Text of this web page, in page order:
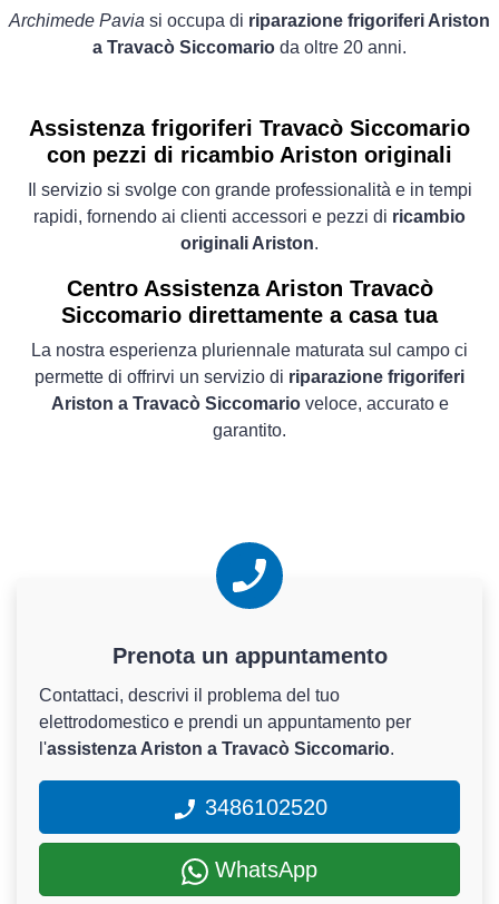
Archimede Pavia si occupa di riparazione frigoriferi Ariston
a Travacò Siccomario da oltre 20 anni.
Assistenza frigoriferi Travacò Siccomario
con pezzi di ricambio Ariston originali
Il servizio si svolge con grande professionalità e in tempi
rapidi, fornendo ai clienti accessori e pezzi di ricambio
originali Ariston.
Centro Assistenza Ariston Travacò
Siccomario direttamente a casa tua
La nostra esperienza pluriennale maturata sul campo ci
permette di offrirvi un servizio di riparazione frigoriferi
Ariston a Travacò Siccomarioveloce, accurato e
garantito.
Prenota un appuntamento
Contattaci, descrivi il problema del tuo
elettrodomestico e prendi un appuntamento per
l'assistenza Ariston a Travacò Siccomario.
3486102520
WhatsApp